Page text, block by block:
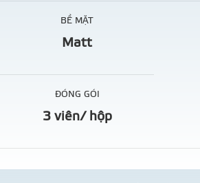
BỀ MẶT
Matt
ĐÓNG GÓI
3 viên/ hộp